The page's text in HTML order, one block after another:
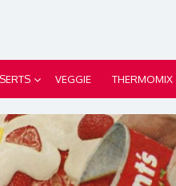
VEGGIE THERMOMIX